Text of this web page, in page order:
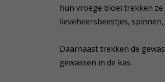
hun vroege bloei trekken
lieveheersbeestjes,
Daarnaast trekken de
gewassen in de kas.